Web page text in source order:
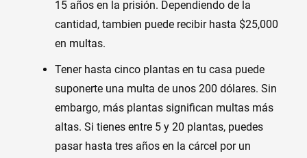
15 años en la prisión. Dependiendo de la
cantidad, tambien puede recibir hasta $25,000
en multas.
Tener hasta cinco plantas en tu casa puede
suponerte una multa de unos 200 dólares. Sin
embargo, más plantas significan multas más
altas. Si tienes entre 5 y 20 plantas, puedes
pasar hasta tres años en la cárcel por un